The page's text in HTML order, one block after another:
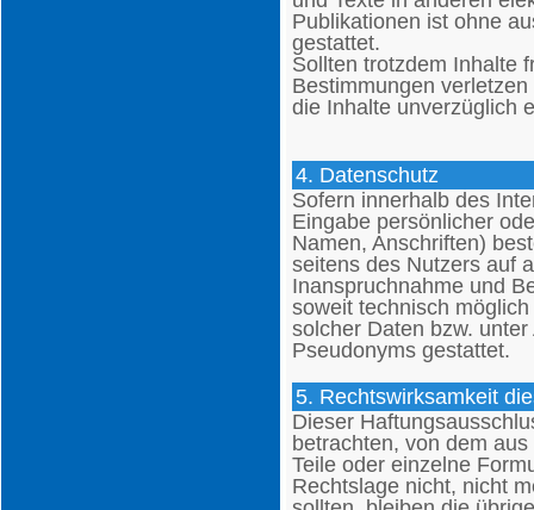
Publikationen ist ohne
gestattet.
Sollten trotzdem Inhalte
Bestimmungen
die Inhalte unverzüglich
4. Datenschutz
Sofern innerhalb des
Eingabe persönlicher
Namen, Anschriften)
seitens des Nutzers auf
Inanspruchnahme und
soweit technisch
solcher Daten bzw.
Pseudonyms gestattet.
5. Rechtswirksamkeit
Dieser
betrachten, von dem
Teile oder einzelne
Rechtslage nicht, nicht